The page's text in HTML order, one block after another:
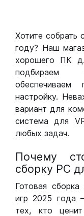
Хотите собрать
году? Наш
хорошего ПК
подбираем
обеспечиваем
настройку.
вариант для
система для
любых задач.
Почему
сборку РС
Готовая
игр 2025 года
тех, кто